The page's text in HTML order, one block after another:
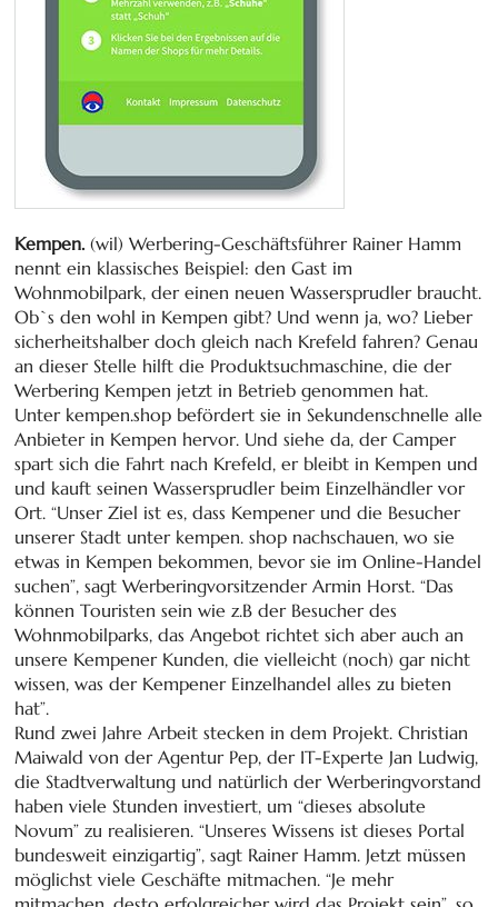
Kempen. (wil) Werbering-Geschäftsführer Rainer Hamm
nennt ein klassisches Beispiel: den Gast im
Wohnmobilpark, der einen neuen Wassersprudler braucht.
Ob`s den wohl in Kempen gibt? Und wenn ja, wo? Lieber
sicherheitshalber doch gleich nach Krefeld fahren? Genau
an dieser Stelle hilft die Produktsuchmaschine, die der
Werbering Kempen jetzt in Betrieb genommen hat.
Unter kempen.shop befördert sie in Sekundenschnelle alle
Anbieter in Kempen hervor. Und siehe da, der Camper
spart sich die Fahrt nach Krefeld, er bleibt in Kempen und
und kauft seinen Wassersprudler beim Einzelhändler vor
Ort. “Unser Ziel ist es, dass Kempener und die Besucher
unserer Stadt unter kempen. shop nachschauen, wo sie
etwas in Kempen bekommen, bevor sie im Online-Handel
suchen”, sagt Werberingvorsitzender Armin Horst. “Das
können Touristen sein wie z.B der Besucher des
Wohnmobilparks, das Angebot richtet sich aber auch an
unsere Kempener Kunden, die vielleicht (noch) gar nicht
wissen, was der Kempener Einzelhandel alles zu bieten
hat”.
Rund zwei Jahre Arbeit stecken in dem Projekt. Christian
Maiwald von der Agentur Pep, der IT-Experte Jan Ludwig,
die Stadtverwaltung und natürlich der Werberingvorstand
haben viele Stunden investiert, um “dieses absolute
Novum” zu realisieren. “Unseres Wissens ist dieses Portal
bundesweit einzigartig”, sagt Rainer Hamm. Jetzt müssen
möglichst viele Geschäfte mitmachen. “Je mehr